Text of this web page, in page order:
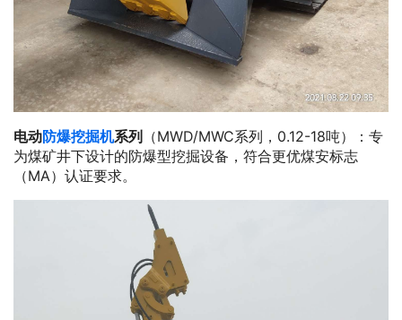
电动防爆挖掘机系列 （MWD/MWC系列，0.12-18吨）：专
为煤矿井下设计的防爆型挖掘设备，符合更优煤安标志
（MA）认证要求。